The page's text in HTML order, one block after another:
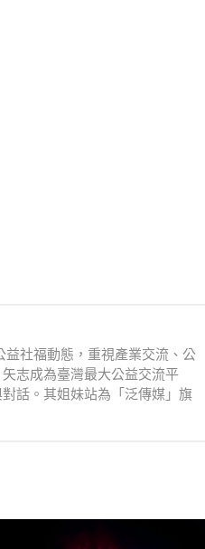
社福動態，重視產業交流、公
志成為臺灣最大公益交流平
話。其姐妹站為「泛傳媒」旗